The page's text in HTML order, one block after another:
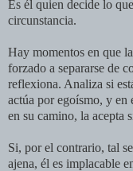
Es él quien decide lo
circunstancia.
Hay momentos en que
forzado a separarse de
reflexiona. Analiza si
actúa por egoísmo, y en
en su camino, la acepta
Si, por el contrario, tal
ajena, él es implacable